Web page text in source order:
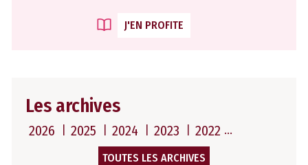
J'EN PROFITE
Les archives
2026 2025 2024 2023 2022
TOUTES LES ARCHIVES